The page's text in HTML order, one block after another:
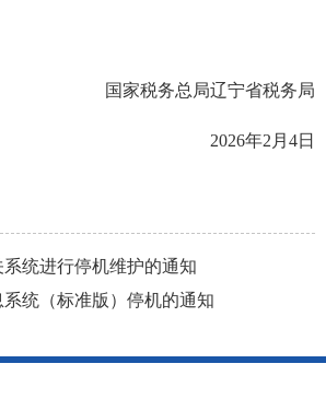
国家税务总局辽宁省税务局
2026年2月4日
统进行停机维护的通知
统（标准版）停机的通知